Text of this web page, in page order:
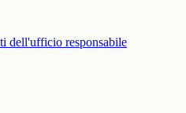
dell'ufficio responsabile